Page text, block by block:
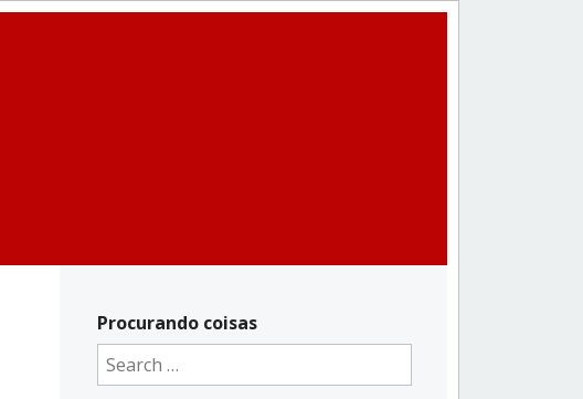
Procurando coisas
Search
for: